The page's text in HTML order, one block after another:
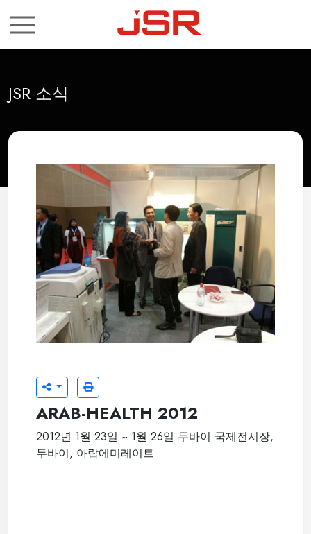
JSR 소식
ARAB-HEALTH 2012
2012년 1월 23일 ~ 1월 26일 두바이 국제전시장,
두바이, 아랍에미레이트